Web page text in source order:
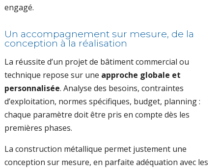
engagé.
Un accompagnement sur mesure, de la
conception à la réalisation
La réussite d’un projet de bâtiment commercial ou
technique repose sur une approche globale et
personnalisée. Analyse des besoins, contraintes
d’exploitation, normes spécifiques, budget, planning :
chaque paramètre doit être pris en compte dès les
premières phases.
La construction métallique permet justement une
conception sur mesure, en parfaite adéquation avec les